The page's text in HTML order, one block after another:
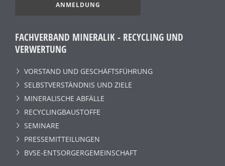
ANMELDUNG
FACHVERBAND MINERALIK - RECYCLING UND
VERWERTUNG
VORSTAND UND GESCHÄFTSFÜHRUNG
SELBSTVERSTÄNDNIS UND ZIELE
MINERALISCHE ABFÄLLE
RECYCLINGBAUSTOFFE
SEMINARE
PRESSEMITTEILUNGEN
BVSE-ENTSORGERGEMEINSCHAFT